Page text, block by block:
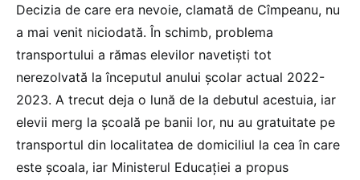
Decizia de care era nevoie, clamată de Cîmpeanu, nu
a mai venit niciodată. În schimb, problema
transportului a rămas elevilor navetiști tot
nerezolvată la începutul anului școlar actual 2022-
2023. A trecut deja o lună de la debutul acestuia, iar
elevii merg la școală pe banii lor, nu au gratuitate pe
transportul din localitatea de domiciliul la cea în care
este școala, iar Ministerul Educației a propus